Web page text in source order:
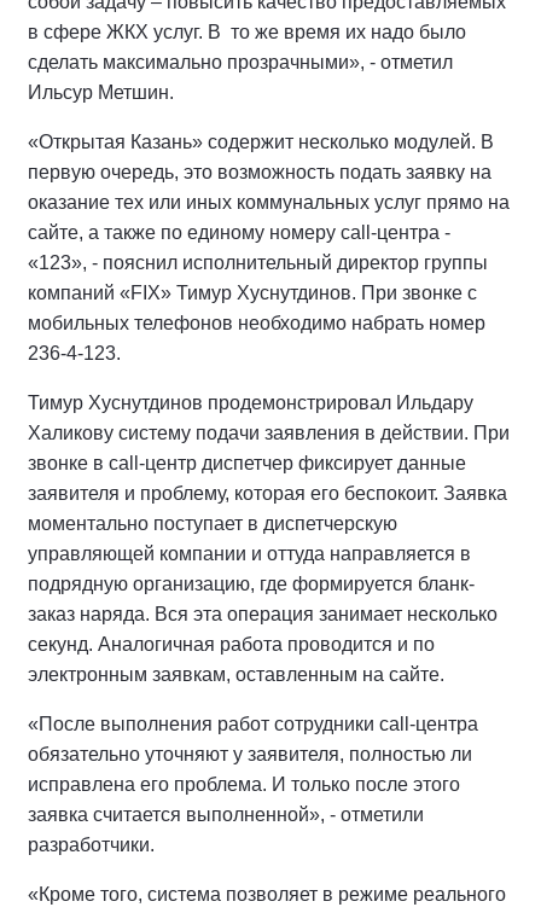
в сфере ЖКХ услуг. В то же время их надо было
сделать максимально прозрачными», - отметил
Ильсур Метшин.
«Открытая Казань» содержит несколько модулей. В
первую очередь, это возможность подать заявку на
оказание тех или иных коммунальных услуг прямо на
сайте, а также по единому номеру call-центра -
«123», - пояснил исполнительный директор группы
компаний «FIX» Тимур Хуснутдинов. При звонке с
мобильных телефонов необходимо набрать номер
236-4-123.
Тимур Хуснутдинов продемонстрировал Ильдару
Халикову систему подачи заявления в действии. При
звонке в call-центр диспетчер фиксирует данные
заявителя и проблему, которая его беспокоит. Заявка
моментально поступает в диспетчерскую
управляющей компании и оттуда направляется в
подрядную организацию, где формируется бланк-
заказ наряда. Вся эта операция занимает несколько
секунд. Аналогичная работа проводится и по
электронным заявкам, оставленным на сайте.
«После выполнения работ сотрудники call-центра
обязательно уточняют у заявителя, полностью ли
исправлена его проблема. И только после этого
заявка считается выполненной», - отметили
разработчики.
«Кроме того, система позволяет в режиме реального